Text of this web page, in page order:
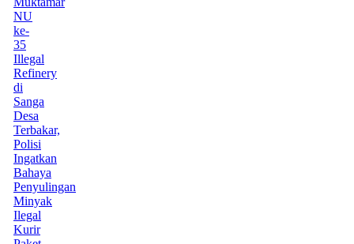
NU
ke-
35
Illegal
Refinery
di
Sanga
Desa
Terbakar,
Polisi
Ingatkan
Bahaya
Penyulingan
Minyak
Ilegal
Kurir